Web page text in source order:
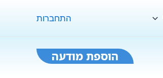
התחברות
הוספת מודעה